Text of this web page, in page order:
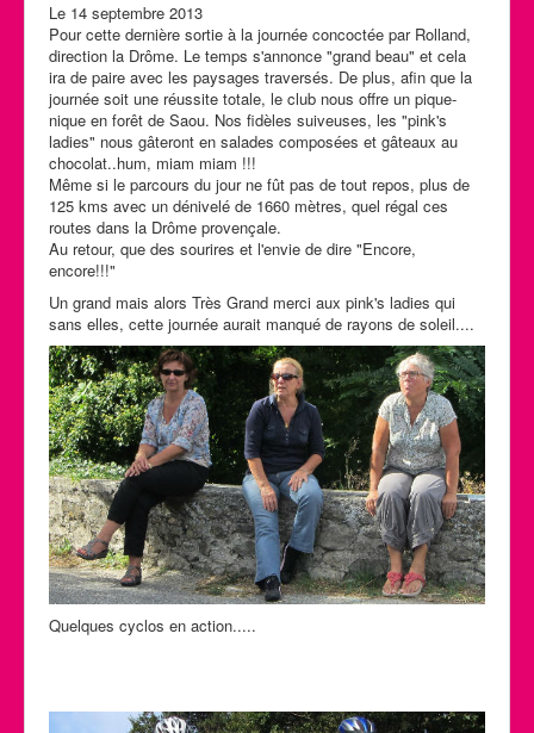
Photos et Vidéos
Le 14 septembre 2013
Pour cette dernière sortie à la journée concoctée par Rolland,
direction la Drôme. Le temps s'annonce "grand beau" et cela
ira de paire avec les paysages traversés. De plus, afin que la
journée soit une réussite totale, le club nous offre un pique-
nique en forêt de Saou. Nos fidèles suiveuses, les "pink's
ladies" nous gâteront en salades composées et gâteaux au
chocolat..hum, miam miam !!!
Même si le parcours du jour ne fût pas de tout repos, plus de
125 kms avec un dénivelé de 1660 mètres, quel régal ces
routes dans la Drôme provençale.
Au retour, que des sourires et l'envie de dire "Encore,
encore!!!"
Un grand mais alors Très Grand merci aux pink's ladies qui
sans elles, cette journée aurait manqué de rayons de soleil....
Quelques cyclos en action.....